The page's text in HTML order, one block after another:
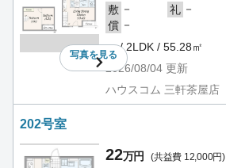
写真を見る
敷 － 礼 －
償 －
－ / 2LDK / 55.28㎡
2026/08/04 更新
ハウスコム 三軒茶屋店
202号室
22万円 (共益費 12,000円)